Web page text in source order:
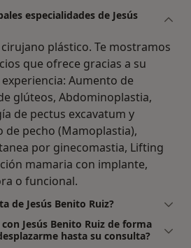
especialidades de Jesús
cirujano plástico. Te mostramos
que ofrece gracias a su
Aumento de
glúteos, Abdominoplastia,
de pectus excavatum y
de pecho (Mamoplastia),
por ginecomastia, Lifting
mamaria con implante,
o funcional.
de Jesús Benito Ruiz?
Jesús Benito Ruiz de forma
hasta su consulta?